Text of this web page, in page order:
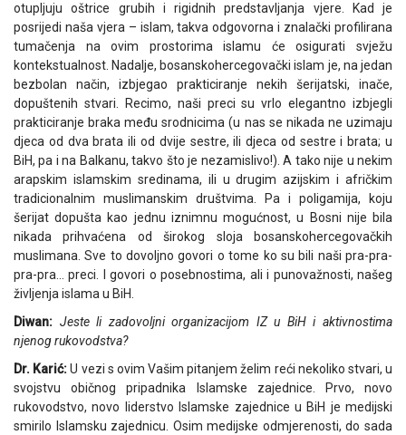
otupljuju oštrice grubih i rigidnih predstavljanja vjere. Kad je
posrijedi naša vjera – islam, takva odgovorna i znalački profilirana
tumačenja na ovim prostorima islamu će osigurati svježu
kontekstualnost. Nadalje, bosanskohercegovački islam je, na jedan
bezbolan način, izbjegao prakticiranje nekih šerijatski, inače,
dopuštenih stvari. Recimo, naši preci su vrlo elegantno izbjegli
prakticiranje braka među srodnicima (u nas se nikada ne uzimaju
djeca od dva brata ili od dvije sestre, ili djeca od sestre i brata; u
BiH, pa i na Balkanu, takvo što je nezamislivo!). A tako nije u nekim
arapskim islamskim sredinama, ili u drugim azijskim i afričkim
tradicionalnim muslimanskim društvima. Pa i poligamija, koju
šerijat dopušta kao jednu iznimnu mogućnost, u Bosni nije bila
nikada prihvaćena od širokog sloja bosanskohercegovačkih
muslimana. Sve to dovoljno govori o tome ko su bili naši pra-pra-
pra-pra… preci. I govori o posebnostima, ali i punovažnosti, našeg
življenja islama u BiH.
Diwan: Jeste li zadovoljni organizacijom IZ u BiH i aktivnostima
njenog rukovodstva?
Dr. Karić:U vezi s ovim Vašim pitanjem želim reći nekoliko stvari, u
svojstvu običnog pripadnika Islamske zajednice. Prvo, novo
rukovodstvo, novo liderstvo Islamske zajednice u BiH je medijski
smirilo Islamsku zajednicu. Osim medijske odmjerenosti, do sada